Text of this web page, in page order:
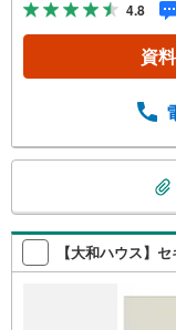
す。「資料
い合わせく
てください
ーーーーー
月時点 のも
となります
あります。
ーーーー
4.8
資
検
索
条